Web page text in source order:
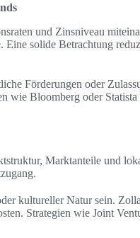
und Zinsniveau
solide Betrachtung
Förderungen oder
wie Bloomberg oder
Marktanteile und
kultureller Natur sein.
Strategien wie Joint